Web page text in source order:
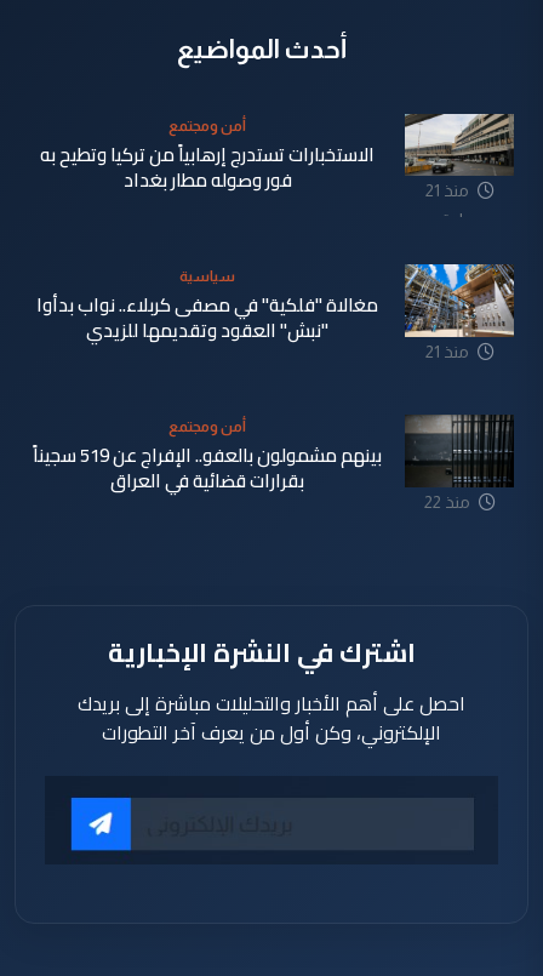
أحدث المواضيع
منذ 21
ساعة
أمن ومجتمع
الاستخبارات تستدرج إرهابياً من تركيا وتطيح به
فور وصوله مطار بغداد
منذ 21
سياسية
مغالاة "فلكية" في مصفى كربلاء.. نواب بدأوا
"نبش" العقود وتقديمها للزيدي
منذ 22
أمن ومجتمع
بينهم مشمولون بالعفو.. الإفراج عن 519 سجيناً
بقرارات قضائية في العراق
اشترك في النشرة الإخبارية
احصل على أهم الأخبار والتحليلات مباشرة إلى بريدك
الإلكتروني، وكن أول من يعرف آخر التطورات